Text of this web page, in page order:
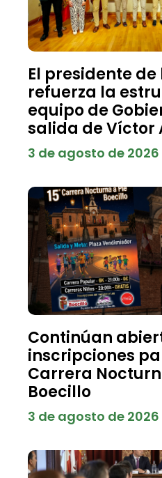
El presidente
refuerza la
equipo de
salida de Víctor
3 de agosto de 2026
Continúan
inscripciones
Carrera
Boecillo
3 de agosto de 2026